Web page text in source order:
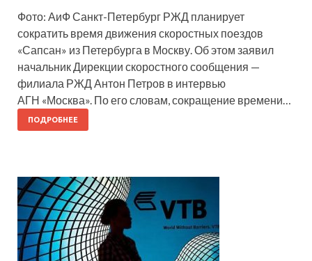
Фото: АиФ Санкт-Петербург РЖД планирует
сократить время движения скоростных поездов
«Сапсан» из Петербурга в Москву. Об этом заявил
начальник Дирекции скоростного сообщения —
филиала РЖД Антон Петров в интервью
АГН «Москва». По его словам, сокращение времени…
ПОДРОБНЕЕ